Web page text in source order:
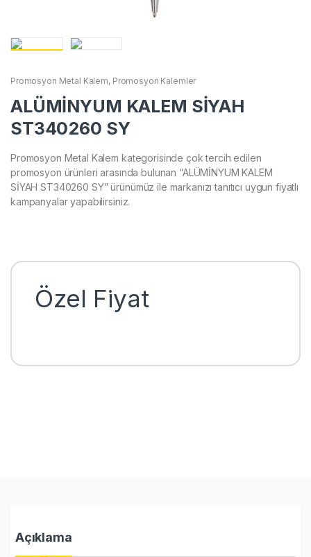
Promosyon Metal Kalem, Promosyon Kalemler
ALÜMİNYUM KALEM SİYAH
ST340260 SY
Promosyon Metal Kalem kategorisinde çok tercih edilen
promosyon ürünleri arasında bulunan “ALÜMİNYUM KALEM
SİYAH ST340260 SY” ürünümüz ile markanızı tanıtıcı uygun fiyatlı
kampanyalar yapabilirsiniz.
Özel Fiyat
Açıklama